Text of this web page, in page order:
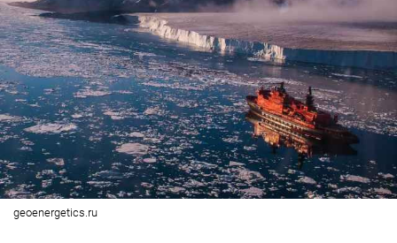
geoenergetics.ru